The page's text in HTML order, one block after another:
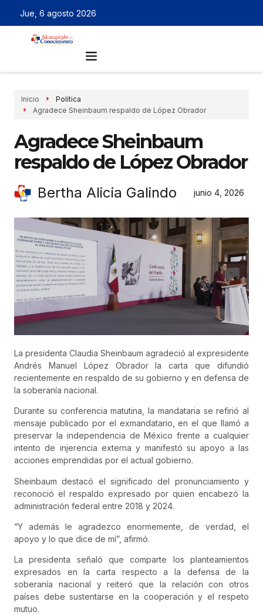
Jue, 6 agosto 2026
Inicio
Política
Agradece Sheinbaum respaldo de López Obrador
Agradece Sheinbaum
respaldo de López Obrador
Bertha Alicia Galindo junio 4, 2026
La presidenta Claudia Sheinbaum agradeció al expresidente
Andrés Manuel López Obrador la carta que difundió
recientemente en respaldo de su gobierno y en defensa de
la soberanía nacional.
Durante su conferencia matutina, la mandataria se refirió al
mensaje publicado por el exmandatario, en el que llamó a
preservar la independencia de México frente a cualquier
intento de injerencia externa y manifestó su apoyo a las
acciones emprendidas por el actual gobierno.
Sheinbaum destacó el significado del pronunciamiento y
reconoció el respaldo expresado por quien encabezó la
administración federal entre 2018 y 2024.
“Y además le agradezco enormemente, de verdad, el
apoyo y lo que dice de mí”, afirmó.
La presidenta señaló que comparte los planteamientos
expresados en la carta respecto a la defensa de la
soberanía nacional y reiteró que la relación con otros
países debe sustentarse en la cooperación y el respeto
mutuo.